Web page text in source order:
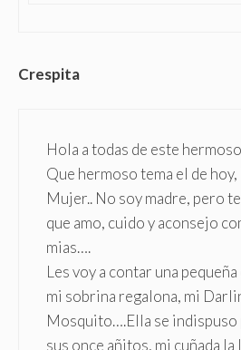
Crespita
Hola a todas de este
Que hermoso tema el de
Mujer.. No soy madre, pero
que amo, cuido y aconsejo
mias….
Les voy a contar una
mi sobrina regalona, mi
Mosquito….Ella se indispuso
sus once añitos, mi cuñada